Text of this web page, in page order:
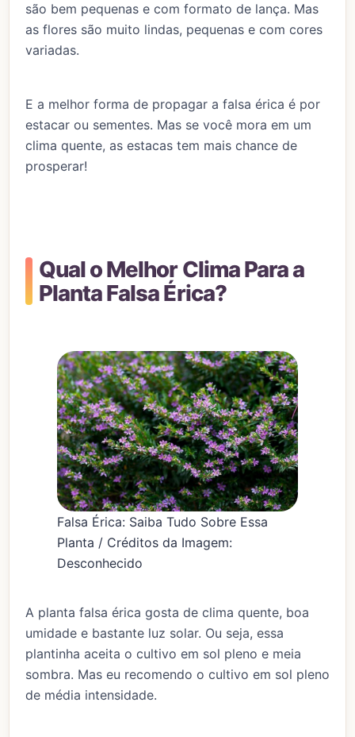
são bem pequenas e com formato de lança. Mas
as flores são muito lindas, pequenas e com cores
variadas.
E a melhor forma de propagar a falsa érica é por
estacar ou sementes. Mas se você mora em um
clima quente, as estacas tem mais chance de
prosperar!
Qual o Melhor Clima Para a
Planta Falsa Érica?
Falsa Érica: Saiba Tudo Sobre Essa
Planta / Créditos da Imagem:
Desconhecido
A planta falsa érica gosta de clima quente, boa
umidade e bastante luz solar. Ou seja, essa
plantinha aceita o cultivo em sol pleno e meia
sombra. Mas eu recomendo o cultivo em sol pleno
de média intensidade.